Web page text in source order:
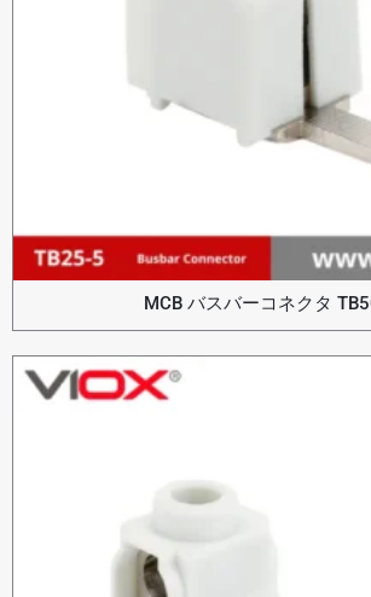
MCB バスバーコネクタ